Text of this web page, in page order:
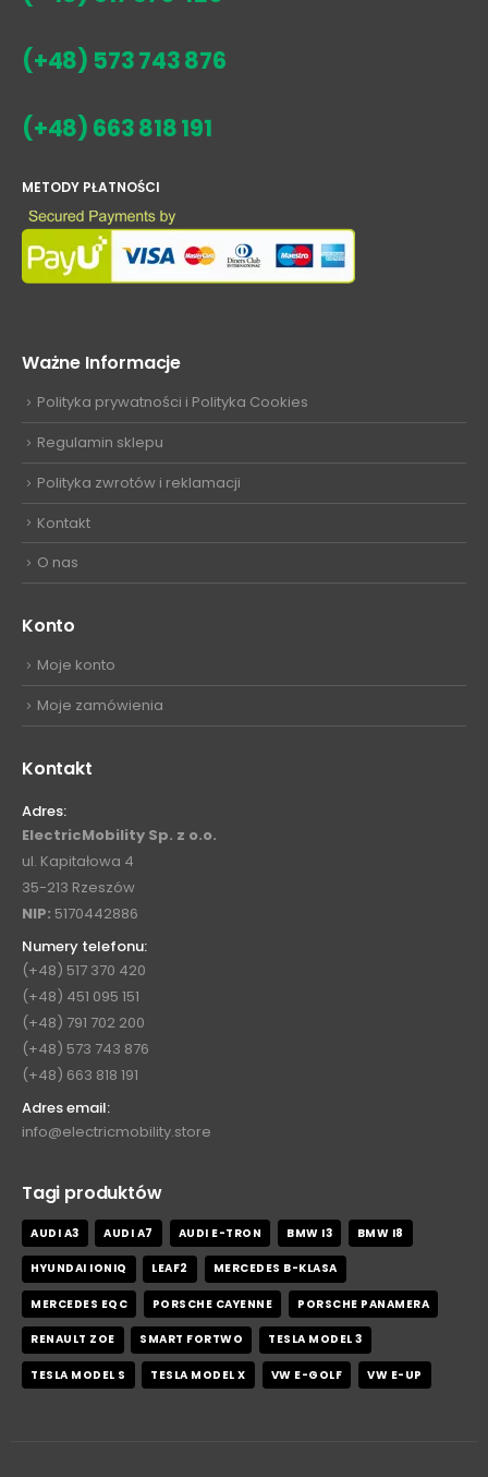
(+48) 573 743 876
(+48) 663 818 191
METODY PŁATNOŚCI
Ważne Informacje
Regulamin sklepu
Polityka zwrotów i reklamacji
Kontakt
Konto
Kontakt
ElectricMobility Sp. z o.o.
35-213 Rzeszów
(+48) 517 370 420
(+48) 451 095 151
(+48) 791 702 200
(+48) 573 743 876
(+48) 663 818 191
info@electricmobility.store
Tagi produktów
AUDI A3 AUDI A7 AUDI E-TRON BMW I3 BMW I8
HYUNDAI IONIQ LEAF2 MERCEDES B-KLASA
MERCEDES EQC PORSCHE CAYENNE PORSCHE PANAMERA
RENAULT ZOE SMART FORTWO TESLA MODEL 3
TESLA MODEL S TESLA MODEL X VW E-GOLF VW E-UP